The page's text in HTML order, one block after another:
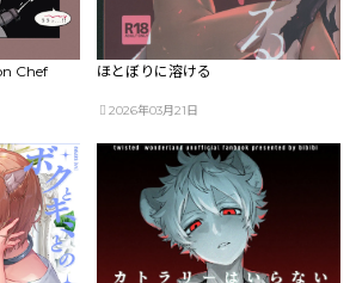
Chef ほとぼりに溶ける
2026年03月21日